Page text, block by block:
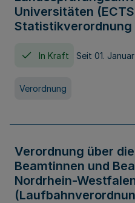
Universitäten
Statistikverordnung
In Kraft Seit 01.
Verordnung
Verordnung über
Beamtinnen und
Nordrhein-